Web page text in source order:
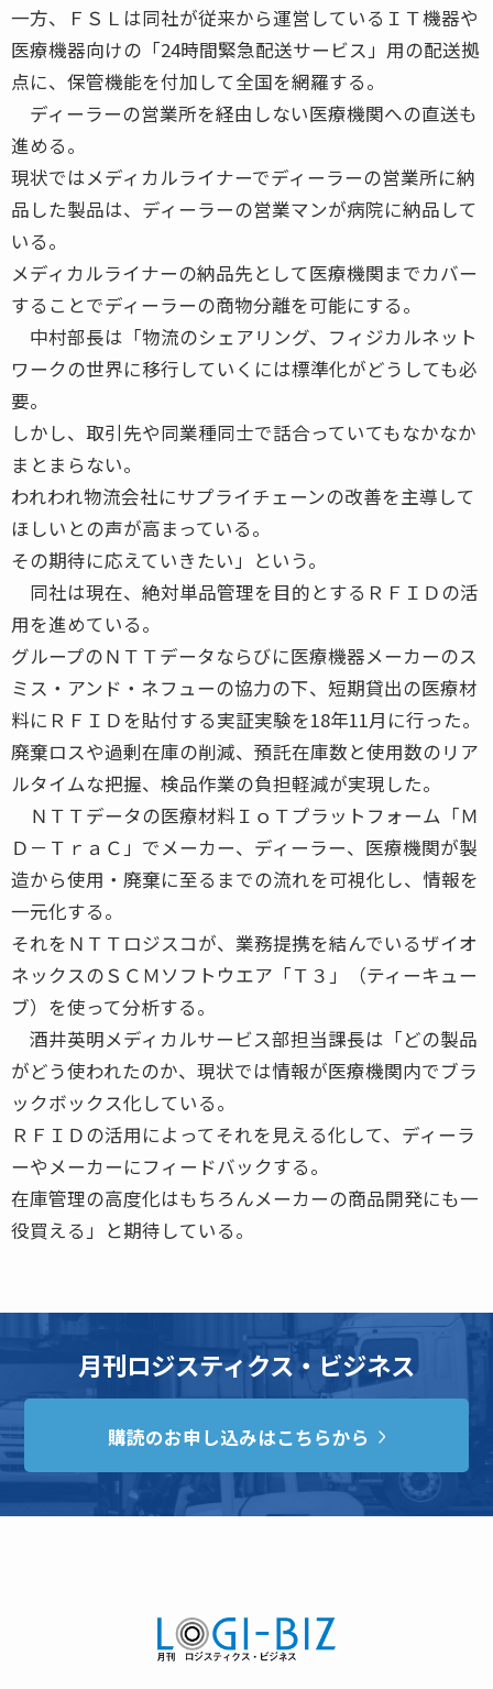
一方、ＦＳＬは同社が従来から運営しているＩＴ機器や
医療機器向けの「24時間緊急配送サービス」用の配送拠
点に、保管機能を付加して全国を網羅する。
ディーラーの営業所を経由しない医療機関への直送も
進める。
現状ではメディカルライナーでディーラーの営業所に納
品した製品は、ディーラーの営業マンが病院に納品して
いる。
メディカルライナーの納品先として医療機関までカバー
することでディーラーの商物分離を可能にする。
中村部長は「物流のシェアリング、フィジカルネット
ワークの世界に移行していくには標準化がどうしても必
要。
しかし、取引先や同業種同士で話合っていてもなかなか
まとまらない。
われわれ物流会社にサプライチェーンの改善を主導して
ほしいとの声が高まっている。
その期待に応えていきたい」という。
同社は現在、絶対単品管理を目的とするＲＦＩＤの活
用を進めている。
グループのＮＴＴデータならびに医療機器メーカーのス
ミス・アンド・ネフューの協力の下、短期貸出の医療材
料にＲＦＩＤを貼付する実証実験を18年11月に行った。
廃棄ロスや過剰在庫の削減、預託在庫数と使用数のリア
ルタイムな把握、検品作業の負担軽減が実現した。
ＮＴＴデータの医療材料ＩｏＴプラットフォーム「Ｍ
Ｄ－ＴｒａＣ」でメーカー、ディーラー、医療機関が製
造から使用・廃棄に至るまでの流れを可視化し、情報を
一元化する。
それをＮＴＴロジスコが、業務提携を結んでいるザイオ
ネックスのＳＣＭソフトウエア「Ｔ３」（ティーキュー
ブ）を使って分析する。
酒井英明メディカルサービス部担当課長は「どの製品
がどう使われたのか、現状では情報が医療機関内でブラ
ックボックス化している。
ＲＦＩＤの活用によってそれを見える化して、ディーラ
ーやメーカーにフィードバックする。
在庫管理の高度化はもちろんメーカーの商品開発にも一
役買える」と期待している。
月刊ロジスティクス・ビジネス
購読のお申し込みはこちらから